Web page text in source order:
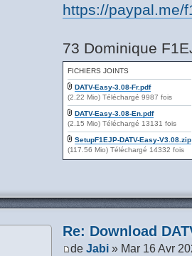
https://paypal.me/
73 Dominique
FICHIERS JOINTS
DATV-Easy-3.08-Fr.pdf
(2.22 Mio) Téléchargé 9987 fois
DATV-Easy-3.08-En.pdf
(2.15 Mio) Téléchargé 13131 fois
SetupF1EJP-DATV-Easy-V3.08.zip
(117.56 Mio) Téléchargé 14332 fois
Re: Download
deJabi » Mar 16 Avr